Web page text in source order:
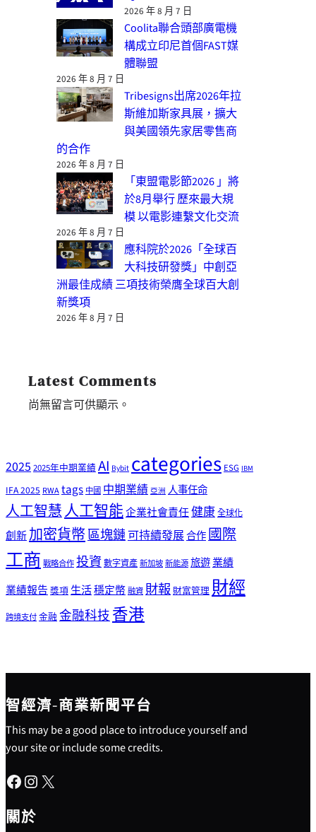
2026 年 8 月 7 日
Coolita聯合頭部廣電機
構成立印尼首個FAST媒
體聯盟
2026 年 8 月 7 日
Tribesigns出席2026年拉
斯維加斯家具展，擴大
與美國領先家居零售商
的合作
2026 年 8 月 7 日
「東盟電影節2026 」將
於8月舉行 歷來最大規
模 以電影連繫文化交流
2026 年 8 月 7 日
應科院於2026「全球百
大科技研發獎」中創亞
洲最佳成績 三項技術榮膺全球百大創
新獎項
2026 年 8 月 7 日
Latest Comments
尚無留言可供顯示。
2025 2025年中期業績AI Bybitcategories ESG IBM
IFA 2025 RWAtags 中國 中期業績 亞洲 人事任命
人工智慧人工智能企業社會責任健康全球化
創新加密貨幣區塊鏈可持續發展合作國際
工商 戰略合作投資數字資產新加坡新能源旅遊業績
業績報告 獎項生活穩定幣融資 財報 財富管理 財經
跨境支付金融 金融科技 香港
智經濟-商業新聞平台
This may be a good place to introduce yourself and
your site or include some credits.
Facebook Instagram X
關於